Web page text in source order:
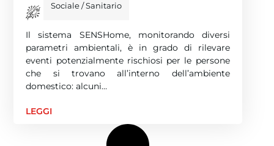
Sociale / Sanitario
Il sistema SENSHome, monitorando diversi
parametri ambientali, è in grado di rilevare
eventi potenzialmente rischiosi per le persone
che si trovano all’interno dell’ambiente
domestico: alcuni…
LEGGI